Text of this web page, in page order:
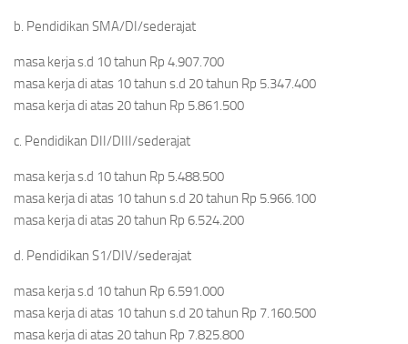
b. Pendidikan SMA/DI/sederajat
masa kerja s.d 10 tahun Rp 4.907.700
masa kerja di atas 10 tahun s.d 20 tahun Rp 5.347.400
masa kerja di atas 20 tahun Rp 5.861.500
c. Pendidikan DII/DIII/sederajat
masa kerja s.d 10 tahun Rp 5.488.500
masa kerja di atas 10 tahun s.d 20 tahun Rp 5.966.100
masa kerja di atas 20 tahun Rp 6.524.200
d. Pendidikan S1/DIV/sederajat
masa kerja s.d 10 tahun Rp 6.591.000
masa kerja di atas 10 tahun s.d 20 tahun Rp 7.160.500
masa kerja di atas 20 tahun Rp 7.825.800